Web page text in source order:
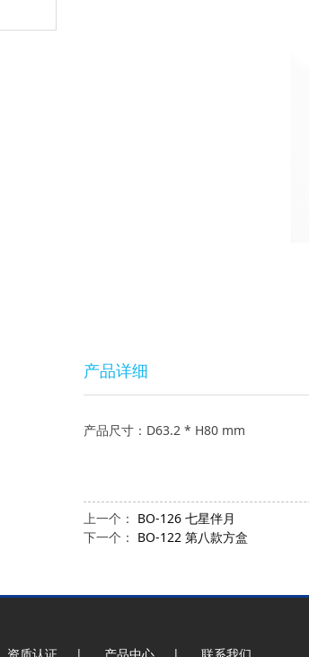
产品详细
产品尺寸：D63.2 * H80 mm
上一个： BO-126 七星伴月
下一个： BO-122 第八款方盒